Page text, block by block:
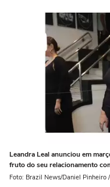
Leandra Leal anunciou em
fruto do seu relacionamento
Foto: Brazil News/Daniel Pinheiro